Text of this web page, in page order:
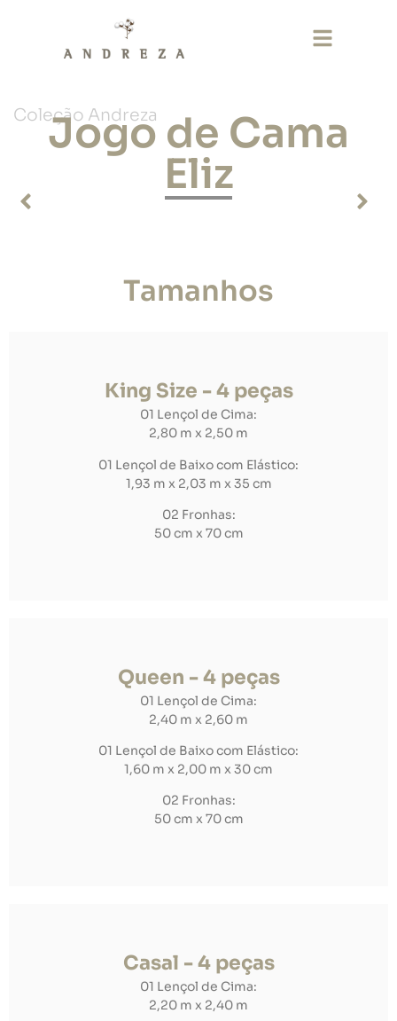
Coleção Andreza
Jogo de Cama
Eliz
Tamanhos
King Size - 4 peças
01 Lençol de Cima:
2,80 m x 2,50 m
01 Lençol de Baixo com Elástico:
1,93 m x 2,03 m x 35 cm
02 Fronhas:
50 cm x 70 cm
Queen - 4 peças
01 Lençol de Cima:
2,40 m x 2,60 m
01 Lençol de Baixo com Elástico:
1,60 m x 2,00 m x 30 cm
02 Fronhas:
50 cm x 70 cm
Casal - 4 peças
01 Lençol de Cima:
2,20 m x 2,40 m